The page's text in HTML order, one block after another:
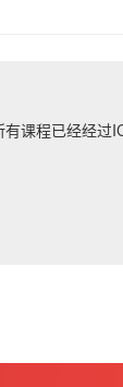
课程已经经过